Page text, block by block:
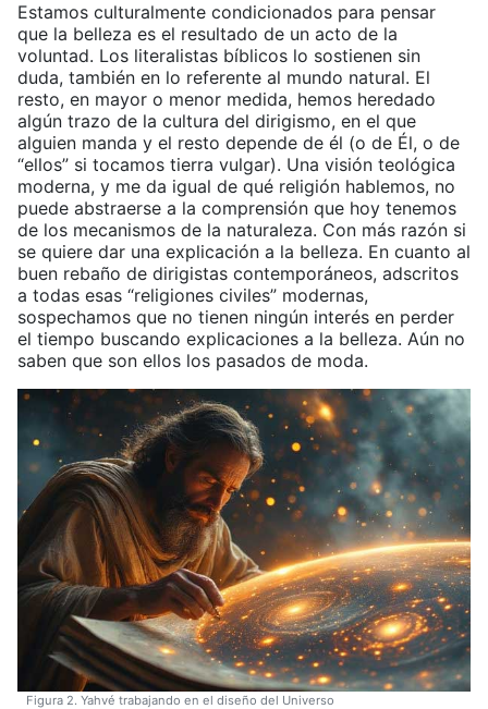
Estamos culturalmente condicionados para pensar
que la belleza es el resultado de un acto de la
voluntad. Los literalistas bíblicos lo sostienen sin
duda, también en lo referente al mundo natural. El
resto, en mayor o menor medida, hemos heredado
algún trazo de la cultura del dirigismo, en el que
alguien manda y el resto depende de él (o de Él, o de
“ellos” si tocamos tierra vulgar). Una visión teológica
moderna, y me da igual de qué religión hablemos, no
puede abstraerse a la comprensión que hoy tenemos
de los mecanismos de la naturaleza. Con más razón si
se quiere dar una explicación a la belleza. En cuanto al
buen rebaño de dirigistas contemporáneos, adscritos
a todas esas “religiones civiles” modernas,
sospechamos que no tienen ningún interés en perder
el tiempo buscando explicaciones a la belleza. Aún no
saben que son ellos los pasados de moda.
Figura 2. Yahvé trabajando en el diseño del Universo